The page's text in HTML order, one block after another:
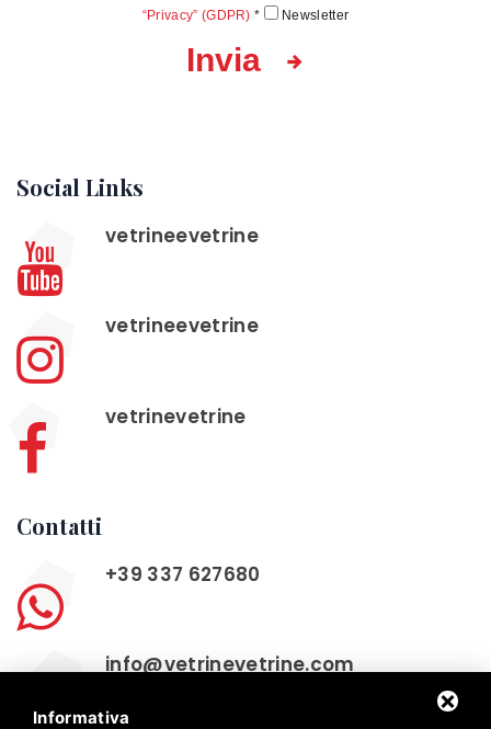
“Privacy” (GDPR) * Newsletter
Invia
Social Links
vetrineevetrine
vetrineevetrine
vetrinevetrine
Contatti
+39 337 627680
info@vetrinevetrine.com
Informativa